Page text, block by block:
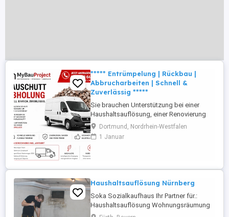
***** Entrümpelung | Rückbau |
Abbrucharbeiten | Schnell &
Zuverlässig *****
Sie brauchen Unterstützung bei einer
Haushaltsauflösung, einer Renovierung
oder möchten Bauschutt fachgerecht
entsorgen? Wir kümmern uns zuverlässig
um Demontage, Räumung und
Wohnung, Haus, Keller & Garage
Haushaltsauflösungen ...
Dortmund, Nordrhein-Westfalen
1 Januar
Haushaltsauflösung Nürnberg
Soka Sozialkaufhaus Ihr Partner für.:
Haushaltsauflösung Wohnungsräumung
Entrümpelung Wohnungsauflösung Wir